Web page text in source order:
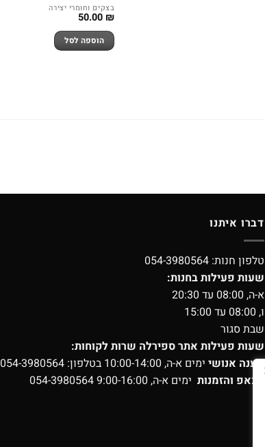
בצקים וחומרי יצירה
50.00 ₪
הוספה לסל
דברו איתנו
טלפון חנות: 054-3980564
שעות פעילות בחנות:
א-ה, 08:00 עד 20:30
ו, 08:00 עד 15:00
שבת סגור
שעות פעילות אתר ספירלה שרות לקוחות:
מענה אנושי ימים א-ה, 10:00-14:00 בטלפון:
054-3980564
ווצאפ והזמנות ימים א-ה, 9:00-16:00 054-3980564